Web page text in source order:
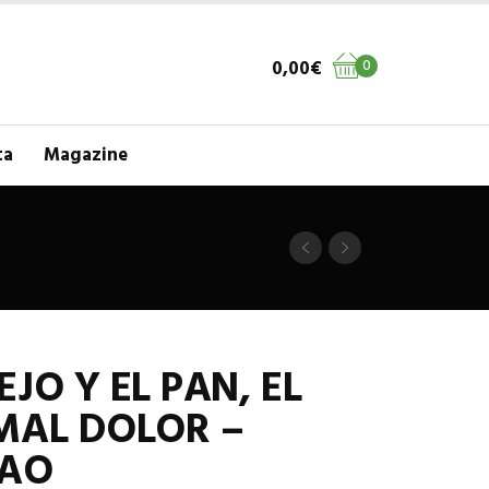
0
0,00€
Magazine
Y EL PAN, EL
DOLOR –